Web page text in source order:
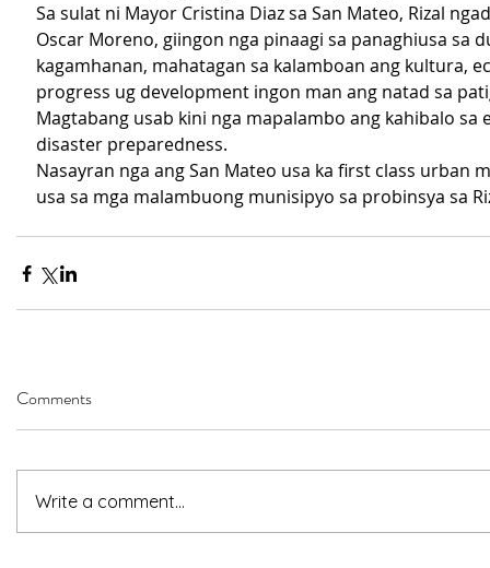
Sa sulat ni Mayor Cristina Diaz sa San Mateo, Rizal
Oscar Moreno, giingon nga pinaagi sa panaghiusa sa
kagamhanan, mahatagan sa kalamboan ang kultura,
progress ug development ingon man ang natad sa
Magtabang usab kini nga mapalambo ang kahibalo sa
disaster preparedness.
Nasayran nga ang San Mateo usa ka first class urban
usa sa mga malambuong munisipyo sa probinsya sa
Comments
Write a comment...